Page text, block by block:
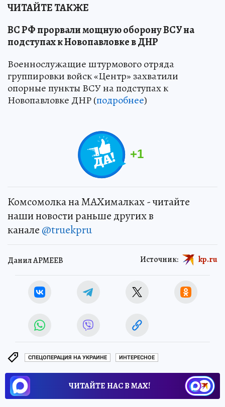
ЧИТАЙТЕ ТАКЖЕ
ВС РФ прорвали мощную оборону ВСУ на
подступах к Новопавловке в ДНР
Военнослужащие штурмового отряда
группировки войск «Центр» захватили
опорные пункты ВСУ на подступах к
Новопавловке ДНР (подробнее)
+1
Комсомолка на MAXималках - читайте
наши новости раньше других в
канале @truekpru
Данил АРМЕЕВ Источник: kp.ru
СПЕЦОПЕРАЦИЯ НА УКРАИНЕ ИНТЕРЕСНОЕ
ЧИТАЙТЕ НАС В МАХ!